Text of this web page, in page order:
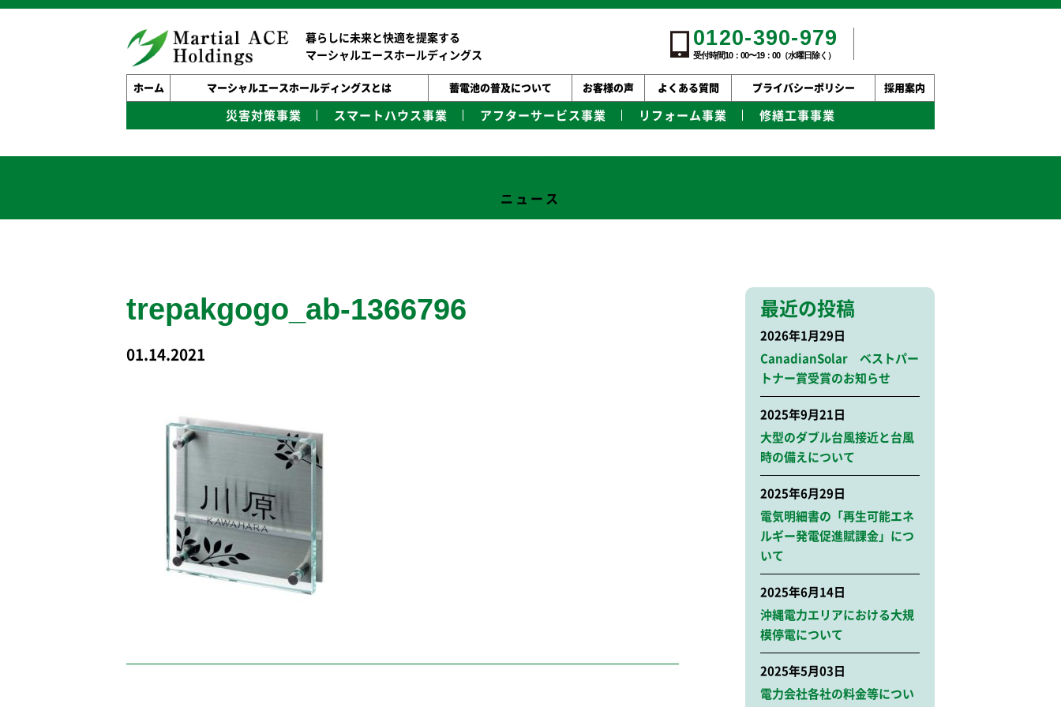
暮らしに未来と快適を提案する
マーシャルエースホールディングス
0120-390-979
受付時間10：00〜19：00（水曜日除く）
ホーム マーシャルエースホールディングスとは 蓄電池の普及について お客様の声 よくある質問 プライバシーポリシー 採用案内
災害対策事業 スマートハウス事業 アフターサービス事業 リフォーム事業 修繕工事事業
ニュース
trepakgogo_ab-1366796
01.14.2021
最近の投稿
2026年1月29日
CanadianSolar ベストパー
トナー賞受賞のお知らせ
2025年9月21日
大型のダブル台風接近と台風
時の備えについて
2025年6月29日
電気明細書の「再生可能エネ
ルギー発電促進賦課金」につ
いて
2025年6月14日
沖縄電力エリアにおける大規
模停電について
2025年5月03日
電力会社各社の料金等につい